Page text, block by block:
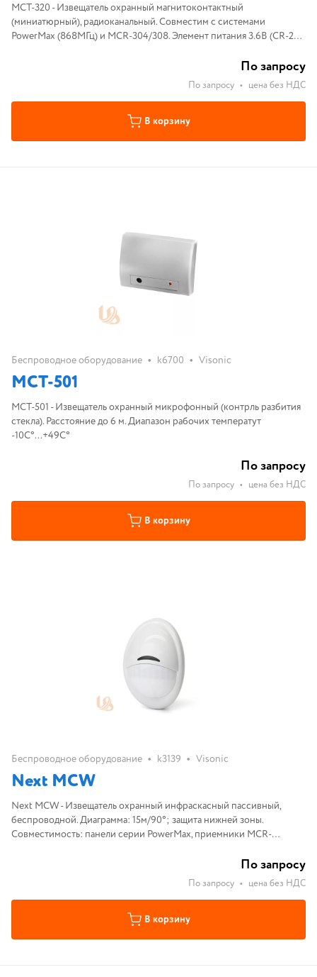
MCT-320 - Извещатель охранный магнитоконтактный
(миниатюрный), радиоканальный. Совместим с системами
PowerMax (868МГц) и MCR-304/308. Элемент питания 3.6В (CR-22).
По запросу
По запросу • цена без НДС
В корзину
Беспроводное оборудование • k6700 • Visonic
MCT-501
MCT-501 - Извещатель охранный микрофонный (контрль разбития
стекла). Расстояние до 6 м. Диапазон рабочих температут
-10С°...+49С°
По запросу
По запросу • цена без НДС
В корзину
Беспроводное оборудование • k3139 • Visonic
Next MCW
Next MCW - Извещатель охранный инфраскасный пассивный,
беспроводной. Диаграмма: 15м/90°; защита нижней зоны.
Совместимость: панели серии PowerMax, приемники MCR-
По запросу
По запросу • цена без НДС
В корзину